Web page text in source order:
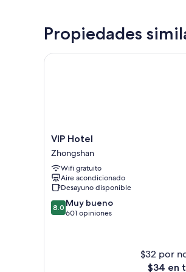
Propiedades
VIP
Hotel
Zhongshan
VIP Hotel
Zhongshan
Wifi gratuito
Aire acondicionado
Desayuno disponible
8.0
de
8.0 Muy bueno
601 opiniones
$32 por
El
$34 en
VIP Hotel